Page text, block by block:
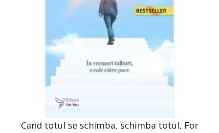
Cand totul se schimba, schimba totul, For